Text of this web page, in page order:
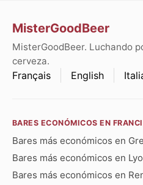
MisterGoodBeer
MisterGoodBeer. Luchando
cerveza.
Français English
BARES ECONÓMICOS EN
Bares más económicos en
Bares más económicos en
Bares más económicos en